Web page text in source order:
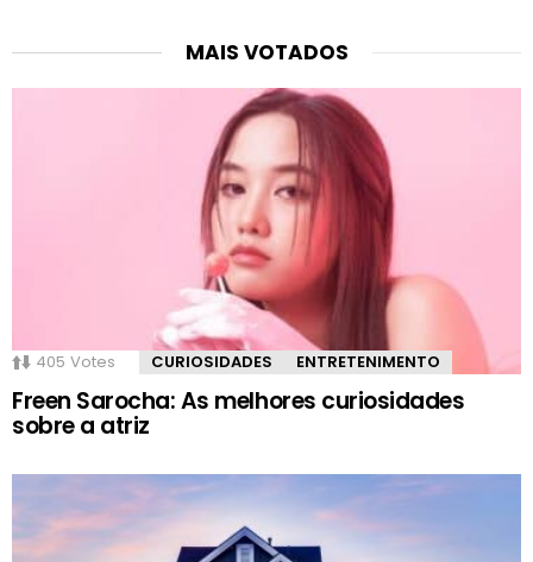
MAIS VOTADOS
405 Votes CURIOSIDADES ENTRETENIMENTO
Freen Sarocha: As melhores curiosidades
sobre a atriz